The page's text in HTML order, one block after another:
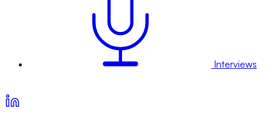
Interviews